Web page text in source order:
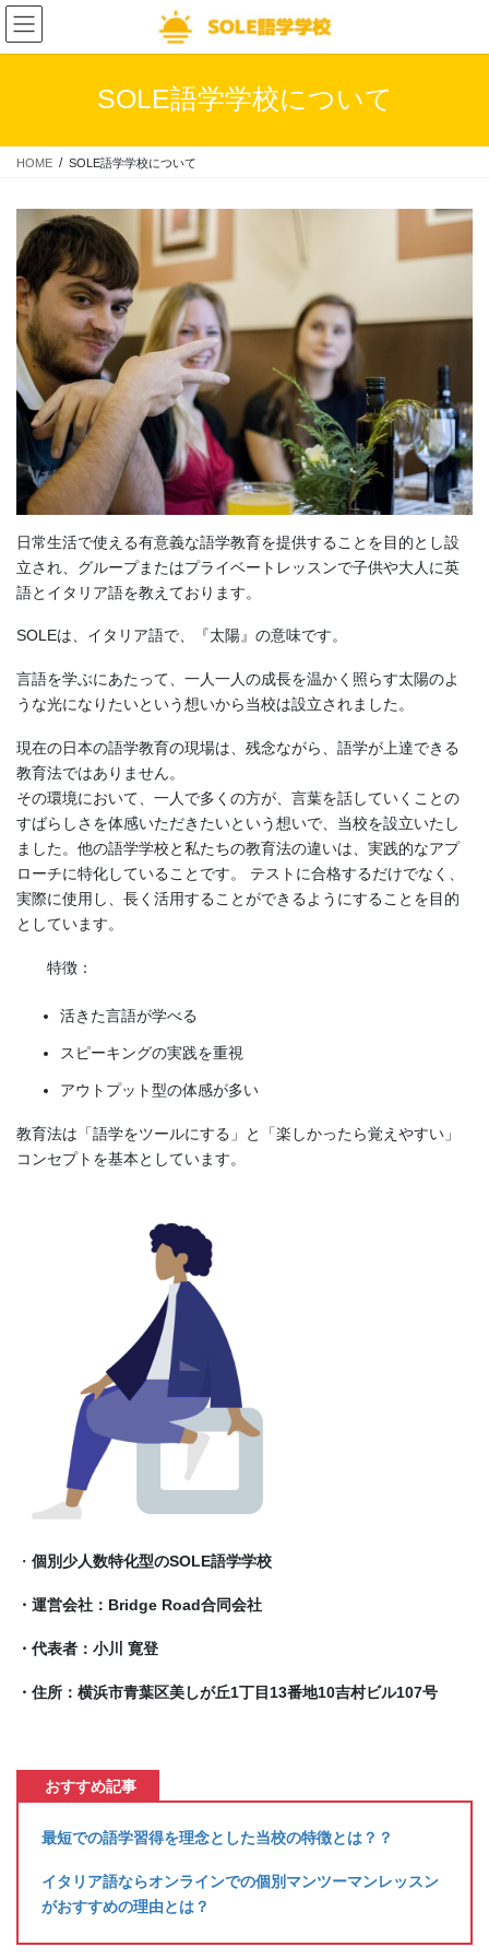
コ
ン
テ
ス
ナ
ビ
ゲ
ン
SOLE語学学校について
HOME SOLE語学学校について
日常生活で使える有意義な語学教育を提供することを目的とし設
立され、グループまたはプライベートレッスンで子供や大人に英
語とイタリア語を教えております。
SOLEは、イタリア語で、『太陽』の意味です。
言語を学ぶにあたって、一人一人の成長を温かく照らす太陽のよ
うな光になりたいという想いから当校は設立されました。
現在の日本の語学教育の現場は、残念ながら、語学が上達できる
教育法ではありません。
その環境において、一人で多くの方が、言葉を話していくことの
すばらしさを体感いただきたいという想いで、当校を設立いたし
ました。他の語学学校と私たちの教育法の違いは、実践的なアプ
ローチに特化していることです。 テストに合格するだけでなく、
実際に使用し、長く活用することができるようにすることを目的
としています。
特徴：
活きた言語が学べる
スピーキングの実践を重視
アウトプット型の体感が多い
教育法は「語学をツールにする」と「楽しかったら覚えやすい」
コンセプトを基本としています。
・ 個別少人数特化型のSOLE語学学校
・運営会社：Bridge Road合同会社
・代表者：小川 寛登
・住所：横浜市青葉区美しが丘1丁目13番地10吉村ビル107号
おすすめ記事
最短での語学習得を理念とした当校の特徴とは？？
イタリア語ならオンラインでの個別マンツーマンレッスン
がおすすめの理由とは？